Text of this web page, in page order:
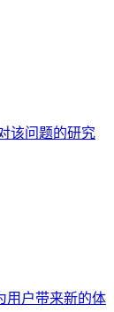
该问题的研究
用户带来新的体